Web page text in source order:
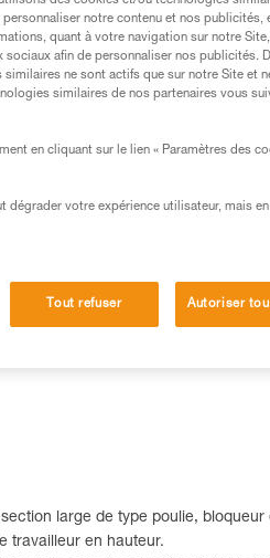
Trouvez un revendeur
large de type poulie, bloqueur
travailleur en hauteur.
notre contenu et nos publicités,
quant à votre navigation sur notre
afin de personnaliser nos publicités.
ne sont actifs que sur notre Site et
similaires de nos partenaires vous
en cliquant sur le lien « Paramètres des
votre expérience utilisateur, mais en
Tout refuser Autoriser